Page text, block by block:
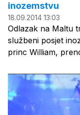
inozemstvu
18.09.2014 13:03
Odlazak na Maltu
službeni posjet
princ William,